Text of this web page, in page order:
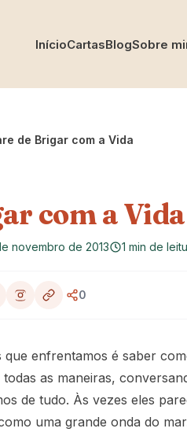
InícioCartasBlogSobre
de Brigar com a Vida
com a Vida
novembro de 2013 1 min de
0
que enfrentamos é saber
as maneiras,
de tudo. Às vezes eles
uma grande onda do